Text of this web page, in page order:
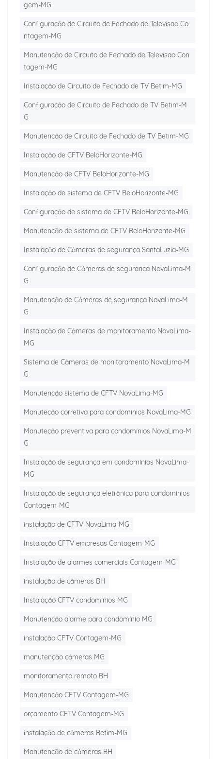
gem-MG
Configuração de Circuito de Fechado de Televisao Co
ntagem-MG
Manutenção de Circuito de Fechado de Televisao Con
tagem-MG
Instalação de Circuito de Fechado de TV Betim-MG
Configuração de Circuito de Fechado de TV Betim-M
G
Manutenção de Circuito de Fechado de TV Betim-MG
Instalação de CFTV BeloHorizonte-MG
Manutenção de CFTV BeloHorizonte-MG
Instalação de sistema de CFTV BeloHorizonte-MG
Configuração de sistema de CFTV BeloHorizonte-MG
Manutenção de sistema de CFTV BeloHorizonte-MG
Instalação de Câmeras de segurança SantaLuzia-MG
Configuração de Câmeras de segurança NovaLima-M
G
Manutenção de Câmeras de segurança NovaLima-M
G
Instalação de Câmeras de monitoramento NovaLima-
MG
Sistema de Câmeras de monitoramento NovaLima-M
G
Manutenção sistema de CFTV NovaLima-MG
Manuteção corretiva para condomínios NovaLima-MG
Manuteção preventiva para condomínios NovaLima-M
G
Instalação de segurança em condomínios NovaLima-
MG
Instalação de segurança eletrônica para condomínios
Contagem-MG
instalação de CFTV NovaLima-MG
Instalação CFTV empresas Contagem-MG
Instalação de alarmes comerciais Contagem-MG
instalação de câmeras BH
Instalação CFTV condomínios MG
Manutenção alarme para condomínio MG
instalação CFTV Contagem-MG
manutenção câmeras MG
monitoramento remoto BH
Manutenção CFTV Contagem-MG
orçamento CFTV Contagem-MG
instalação de câmeras Betim-MG
Manutenção de câmeras BH